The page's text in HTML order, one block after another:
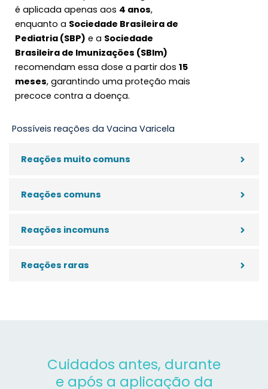
é aplicada apenas aos 4 anos,
enquanto a Sociedade Brasileira de
Pediatria (SBP) e a Sociedade
Brasileira de Imunizações (SBIm)
recomendam essa dose a partir dos 15
meses, garantindo uma proteção mais
precoce contra a doença.
Possíveis reações da Vacina Varicela
Reações muito comuns
Reações comuns
Reações incomuns
Reações raras
Cuidados antes, durante
e após a aplicação da